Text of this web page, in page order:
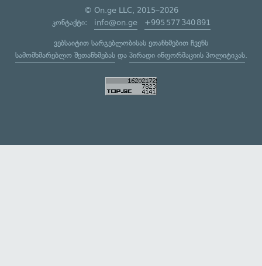
© On.ge LLC, 2015–2026
კონტაქტი: info@on.ge +995 577 340 891
ვებსაიტით სარგებლობისას ეთანხმებით ჩვენს
სამომხმარებლო შეთანხმებასდა პირადი ინფორმაციის პოლიტიკას.